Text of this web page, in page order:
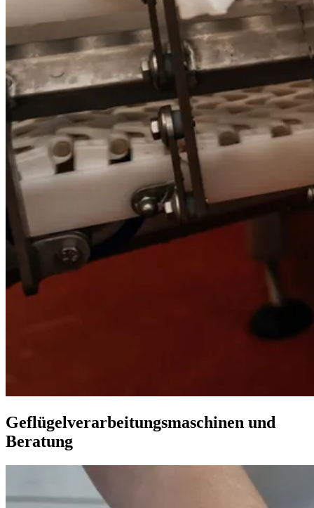
Geflügelverarbeitungsmaschinen und
Beratung